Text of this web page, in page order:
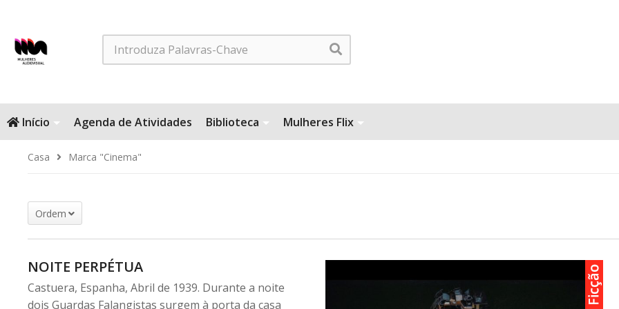
Search
Início Agenda de Atividades Biblioteca Mulheres Flix
Casa Marca "Cinema"
Ordem
NOITE PERPÉTUA
Castuera, Espanha, Abril de 1939. Durante a noite
dois Guardas Falangistas surgem à porta da casa